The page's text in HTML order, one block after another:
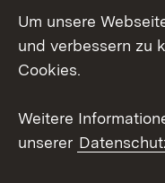
LinkedIn
Um unsere
und verbessern zu
Cookies.
Weitere
unserer